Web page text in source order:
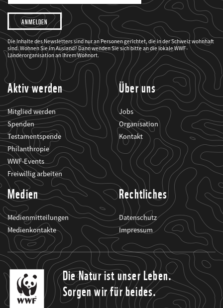
Adresse
Ich
möchte,
dass
der
WWF
mich
über
seine
Projekte
informiert.
Die Inhalte des Newsletters sind nur an Personen gerichtet, die in der Schweiz wohnhaft
sind. Wohnen Sie im Ausland? Dann wenden Sie sich bitte an die lokale WWF-
Länderorganisation an Ihrem Wohnort.
Aktiv werden
Mitglied werden
Spenden
Testamentspende
Philanthropie
WWF-Events
Freiwillig arbeiten
Über uns
Jobs
Organisation
Kontakt
Medien
Medienmitteilungen
Medienkontakte
Rechtliches
Datenschutz
Impressum
Die Natur ist unser Leben.
Sorgen wir für beides.